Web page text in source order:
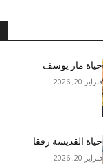
حياة مار يوسف
فبراير 20, 2026
حياة القديسة رفقا
فبراير 20, 2026